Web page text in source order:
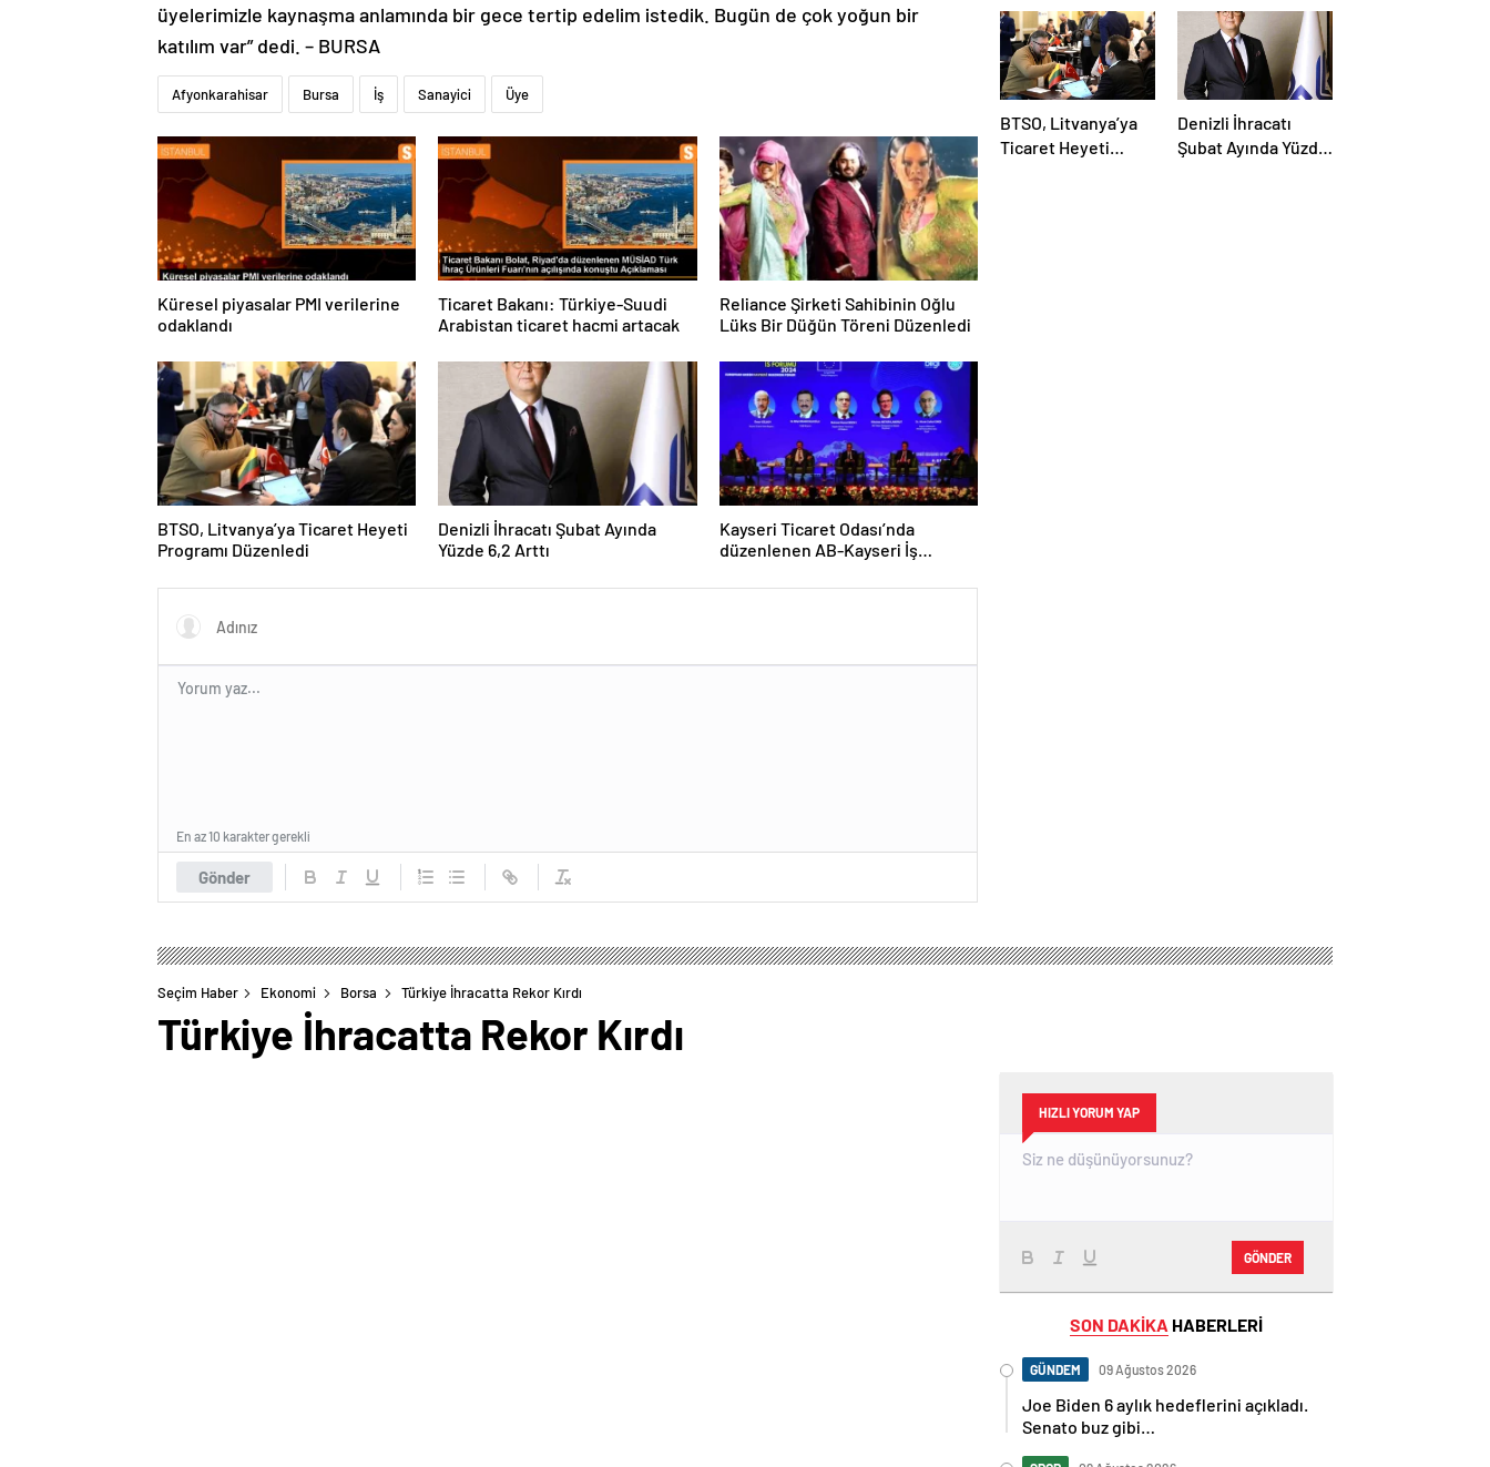
üyelerimizle kaynaşma anlamında bir gece tertip edelim istedik. Bugün de çok yoğun bir
katılım var” dedi. – BURSA
Afyonkarahisar Bursa İş Sanayici Üye
Küresel piyasalar PMI verilerine
odaklandı
Ticaret Bakanı: Türkiye-Suudi
Arabistan ticaret hacmi artacak
Reliance Şirketi Sahibinin Oğlu
Lüks Bir Düğün Töreni Düzenledi
BTSO, Litvanya’ya Ticaret Heyeti
Programı Düzenledi
Denizli İhracatı Şubat Ayında
Yüzde 6,2 Arttı
Kayseri Ticaret Odası’nda
düzenlenen AB-Kayseri İş
dijitalleşme vurgusu yapıldı
Gönder
En az 10 karakter gerekli
BTSO, Litvanya’ya
Ticaret Heyeti
Denizli İhracatı
Şubat Ayında Yüzde
Seçim Haber Ekonomi Borsa Türkiye İhracatta Rekor Kırdı
Türkiye İhracatta Rekor Kırdı
HIZLI YORUM YAP
GÖNDER
SON DAKİKA HABERLERİ
GÜNDEM 09 Ağustos 2026
Joe Biden 6 aylık hedeflerini açıkladı.
Senato buz gibi…